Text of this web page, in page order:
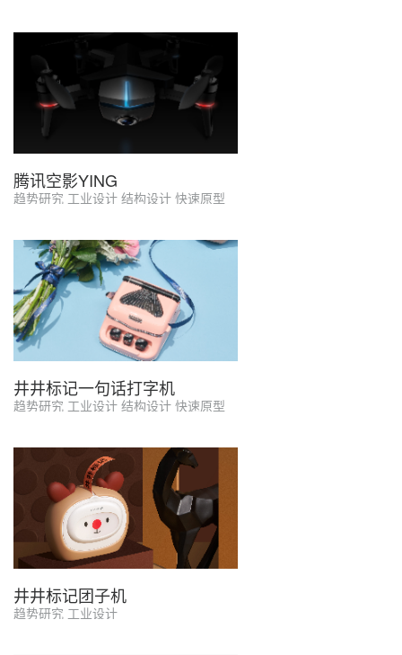
腾讯空影YING
趋势研究 工业设计 结构设计 快速原型
井井标记一句话打字机
趋势研究 工业设计 结构设计 快速原型
井井标记团子机
趋势研究 工业设计